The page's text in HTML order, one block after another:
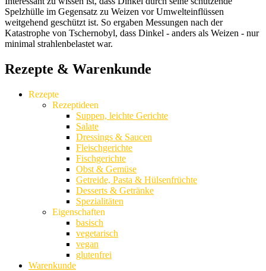
Spelzhülle im Gegensatz zu Weizen vor Umwelteinflüssen
weitgehend geschützt ist. So ergaben Messungen nach der
Katastrophe von Tschernobyl, dass Dinkel - anders als Weizen - nur
minimal strahlenbelastet war.
Rezepte & Warenkunde
Rezepte
Rezeptideen
Suppen, leichte Gerichte
Salate
Dressings & Saucen
Fleischgerichte
Fischgerichte
Obst & Gemüse
Getreide, Pasta & Hülsenfrüchte
Desserts & Getränke
Spezialitäten
Eigenschaften
basisch
vegetarisch
vegan
glutenfrei
Warenkunde